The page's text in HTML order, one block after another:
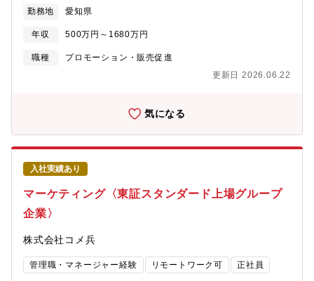
https://www.refa.net/item/refa_heart_mist_airy/・ReFa HEART
体で企画することで、より 魅力的な商品ラインアップ拡充に繋
がると考えております。・市場動向/環境変化、および販売店・お
客様等のニーズに基づいた、 車両・用品企画の立案。カーメー
カーならではの商品・マーケティング企画 の立案/推進【業務の
画・発売準備 ー生産/需給状況に応じた商品企画■各種マーケ
グレード他）/推進■本求人の想定役割：チームリーダー・マネー
ジャー【職場イメージ】・日本事業本部に所属し、商品企画と需
給企画が合わさった約250人の部署・2026年から商品企画（車
両・用品・アップグレード他）と需給企画が 1つの部署にまとま
り、車両に関わる業務を一気通貫で担うダイナミックな職場 で
あり、業務ローテーションを通じ、幅広い業務に携わることも可
能・ロケーションは名古屋駅のミッドランドスクエアが中心
他、豊田市本社オフィスもあり・新入社員からベテランまで幅広
いメンバー、またキャリア入社や 関係会社からの出向者等、
です・オープンで風通しのよい職場、また自分のアイデアを情熱
をもって形にできる、 チャレンジしやすい雰囲気・原則出社を
基本としつつも、リモートワーク活用、 個人の事情に合わせ、
勤務地 愛知県
年収 500万円～1680万円
職種
プロモーション・販売促進
更新日 2026.06.22
気になる
入社実績あり
マーケティング〈東証スタンダード上場グループ
企業〉
株式会社コメ兵
管理職・マネージャー経験 リモートワーク可 正社員